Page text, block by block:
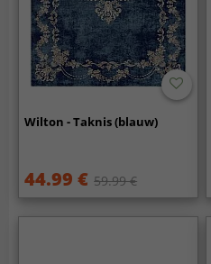
Wilton - Taknis (blauw)
44.99 € 59.99 €